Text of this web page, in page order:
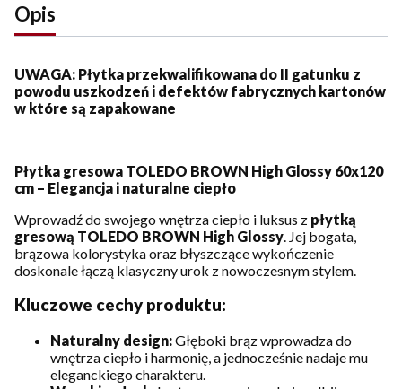
Opis
UWAGA: Płytka przekwalifikowana do II gatunku z
powodu uszkodzeń i defektów fabrycznych kartonów
w które są zapakowane
Płytka gresowa TOLEDO BROWN High Glossy 60x120
cm – Elegancja i naturalne ciepło
Wprowadź do swojego wnętrza ciepło i luksus z płytką
gresową TOLEDO BROWN High Glossy . Jej bogata,
brązowa kolorystyka oraz błyszczące wykończenie
doskonale łączą klasyczny urok z nowoczesnym stylem.
Kluczowe cechy produktu:
Naturalny design:Głęboki brąz wprowadza do
wnętrza ciepło i harmonię, a jednocześnie nadaje mu
eleganckiego charakteru.